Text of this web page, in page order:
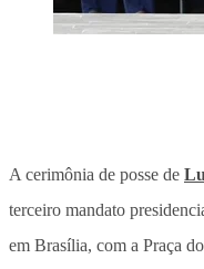
A cerimônia de posse de
terceiro mandato
em Brasília, com a Praça